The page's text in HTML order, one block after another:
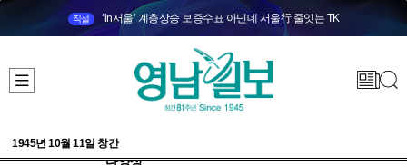
직설 ‘in서울’ 계층상승 보증수표 아닌데 서울行 줄잇는 TK
1945년 10월 11일 창간
다양성